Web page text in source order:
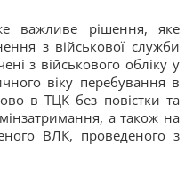
важливе рішення, яке
з військової служби
з військового обліку у
віку перебування в
в ТЦК без повістки та
а також на
ВЛК, проведеного з